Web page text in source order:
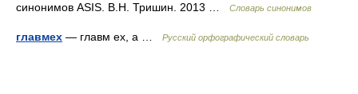
синонимов ASIS. В.Н. Тришин. 2013 …
Словарь синонимов
главмех — главм ех, а … Русский орфографический словарь